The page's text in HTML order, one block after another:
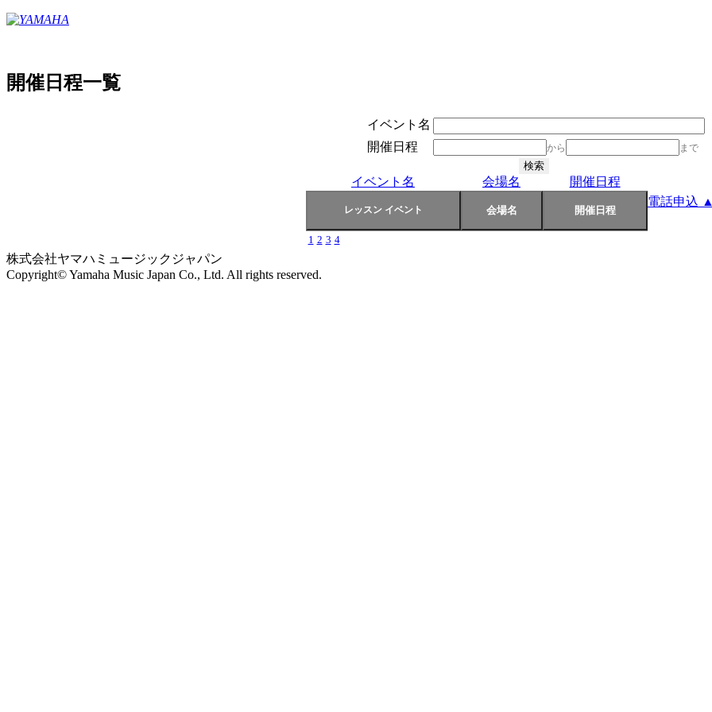
開催日程一覧
イベント名
開催日程
から まで
イベント名 会場名
開催日程
電話申込 ▲
1 2 3 4
株式会社ヤマハミュージックジャパン
Copyright© Yamaha Music Japan Co., Ltd. All rights reserved.